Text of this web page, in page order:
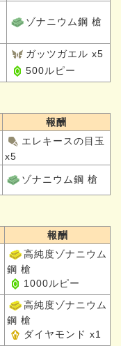
ゾナニウム鋼 槍
ガッツガエル x5
500ルピー
報酬
エレキースの目玉
x5
ゾナニウム鋼 槍
報酬
高純度ゾナニウム
鋼 槍
1000ルピー
高純度ゾナニウム
鋼 槍
ダイヤモンド x1